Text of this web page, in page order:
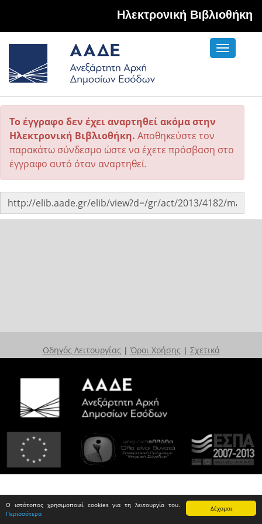
Δέχομαι
Ο ιστότοπος χρησιμοποιεί cookies για τη λειτουργία του.
Περισσότερα
Hλεκτρονική Βιβλιοθήκη
Toggle
Το έγγραφο δεν έχει αναρτηθεί ακόμα στην
Ηλεκτρονική Βιβλιοθήκη. Αποθηκεύστε τον
παρακάτω σύνδεσμο ώστε να έχετε πρόσβαση στο
έγγραφο αυτό όταν αναρτηθεί.
Οδηγός Λειτουργίας | Όροι Χρήσης | Σχετικά